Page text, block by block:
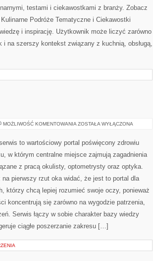
testami i ciekawostkami z branży. Zobacz
Podróże Tematyczne i Ciekawostki
i inspirację. Użytkownik może liczyć zarówno
na szerszy kontekst związany z kuchnią, obsługą,
MOŻLIWOŚĆ KOMENTOWANIA VICTORIA
ZOSTAŁA WYŁĄCZONA
to wartościowy portal poświęcony zdrowiu
w którym centralne miejsce zajmują zagadnienia
z pracą okulisty, optometrysty oraz optyka.
na pierwszy rzut oka widać, że jest to portal dla
którzy chcą lepiej rozumieć swoje oczy, ponieważ
koncentrują się zarówno na wygodzie patrzenia,
Serwis łączy w sobie charakter bazy wiedzy
ciągłe poszerzanie zakresu […]